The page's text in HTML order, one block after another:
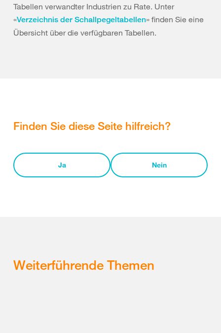
Tabellen verwandter Industrien zu Rate. Unter
«Verzeichnis der Schallpegeltabellen» finden Sie eine
Übersicht über die verfügbaren Tabellen.
Finden Sie diese Seite hilfreich?
Ja Nein
Weiterführende Themen